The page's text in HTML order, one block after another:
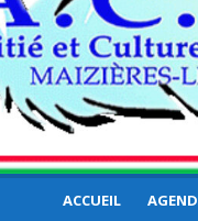
ACCUEIL